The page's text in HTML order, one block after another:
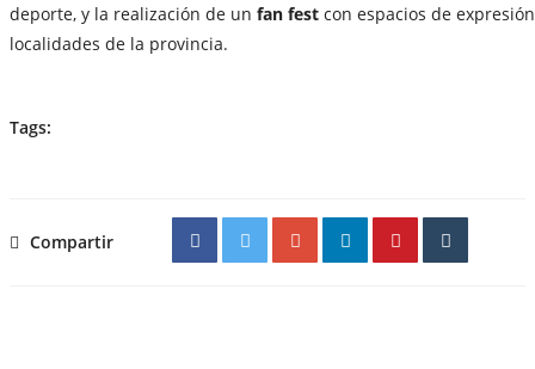
deporte, y la realización de un fan fest con espacios de
localidades de la provincia.
Tags:
Compartir